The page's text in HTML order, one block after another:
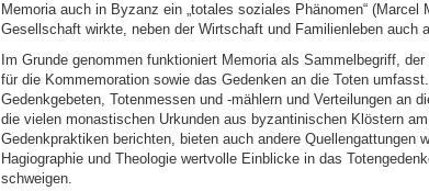
Memoria auch in Byzanz ein „totales soziales Phänomen“
Gesellschaft wirkte, neben der Wirtschaft und Familienleben auch
Im Grunde genommen funktioniert Memoria als Sammelbegriff,
für die Kommemoration sowie das Gedenken an die Toten
Gedenkgebeten, Totenmessen und -mählern und Verteilungen an
die vielen monastischen Urkunden aus byzantinischen Klöstern
Gedenkpraktiken berichten, bieten auch andere Quellengattungen
Hagiographie und Theologie wertvolle Einblicke in das
schweigen.